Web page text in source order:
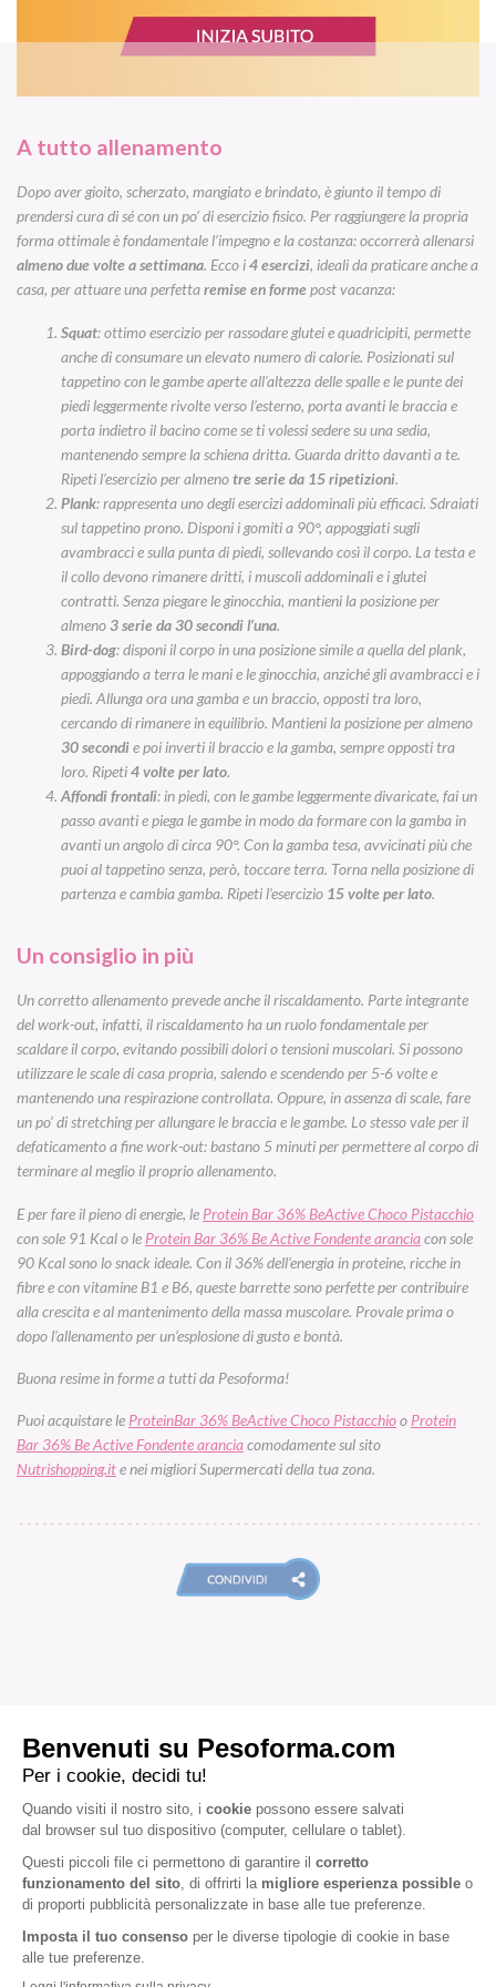
A tutto allenamento
Dopo aver gioito, scherzato, mangiato e brindato, è giunto il tempo di
prendersi cura di sé con un po’ di esercizio fisico. Per raggiungere la propria
forma ottimale è fondamentale l’impegno e la costanza: occorrerà allenarsi
almeno due volte a settimana. Ecco i4 esercizi, ideali da praticare anche a
casa, per attuare una perfettaremise en formepost vacanza:
Squat: ottimo esercizio per rassodare glutei e quadricipiti, permette
anche di consumare un elevato numero di calorie. Posizionati sul
tappetino con le gambe aperte all’altezza delle spalle e le punte dei
piedi leggermente rivolte verso l’esterno, porta avanti le braccia e
porta indietro il bacino come se ti volessi sedere su una sedia,
mantenendo sempre la schiena dritta. Guarda dritto davanti a te.
Ripeti l’esercizio per almenotre serie da 15 ripetizioni.
Plank: rappresenta uno degli esercizi addominali più efficaci. Sdraiati
sul tappetino prono. Disponi i gomiti a 90°, appoggiati sugli
avambracci e sulla punta di piedi, sollevando così il corpo. La testa e
il collo devono rimanere dritti, i muscoli addominali e i glutei
contratti. Senza piegare le ginocchia, mantieni la posizione per
almeno3 serie da 30 secondi l’una.
Bird-dog: disponi il corpo in una posizione simile a quella del plank,
appoggiando a terra le mani e le ginocchia, anziché gli avambracci e i
piedi. Allunga ora una gamba e un braccio, opposti tra loro,
cercando di rimanere in equilibrio. Mantieni la posizione per almeno
30 secondie poi inverti il braccio e la gamba, sempre opposti tra
loro. Ripeti4 volte per lato.
Affondi frontali: in piedi, con le gambe leggermente divaricate, fai un
passo avanti e piega le gambe in modo da formare con la gamba in
avanti un angolo di circa 90°. Con la gamba tesa, avvicinati più che
puoi al tappetino senza, però, toccare terra. Torna nella posizione di
partenza e cambia gamba. Ripeti l’esercizio 15 volte per lato.
Un consiglio in più
Un corretto allenamento prevede anche il riscaldamento. Parte integrante
del work-out, infatti, il riscaldamento ha un ruolo fondamentale per
scaldare il corpo, evitando possibili dolori o tensioni muscolari. Si possono
utilizzare le scale di casa propria, salendo e scendendo per 5-6 volte e
mantenendo una respirazione controllata. Oppure, in assenza di scale, fare
un po’ di stretching per allungare le braccia e le gambe. Lo stesso vale per il
defaticamento a fine work-out: bastano 5 minuti per permettere al corpo di
terminare al meglio il proprio allenamento.
E per fare il pieno di energie, le Protein Bar 36% BeActive Choco Pistacchio
con sole 91 Kcal o le Protein Bar 36% Be Active Fondente aranciacon sole
90 Kcal sono lo snack ideale. Con il 36% dell’energia in proteine, ricche in
fibre e con vitamine B1 e B6, queste barrette sono perfette per contribuire
alla crescita e al mantenimento della massa muscolare. Provale prima o
dopo l’allenamento per un’esplosione di gusto e bontà.
Buona resime in forme a tutti da Pesoforma!
Puoi acquistare le ProteinBar 36% BeActive Choco Pistacchioo Protein
Bar 36% Be Active Fondente aranciacomodamente sul sito
Nutrishopping.ite nei migliori Supermercati della tua zona.
ARTICOLI CORRELATI